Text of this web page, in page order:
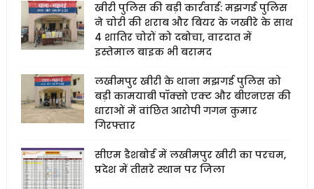
खीरी पुलिस की बड़ी कार्रवाई: मझगई पुलिस
ने चोरी की शराब और बियर के जखीरे के साथ
4 शातिर चोरों को दबोचा, वारदात में
इस्तेमाल बाइक भी बरामद
लखीमपुर खीरी के थाना मझगई पुलिस को
बड़ी कामयाबी पॉक्सो एक्ट और बीएनएस की
धाराओं में वांछित आरोपी गगन कुमार
गिरफ्तार
सीएम डैशबोर्ड में लखीमपुर खीरी का परचम,
प्रदेश में तीसरे स्थान पर जिला